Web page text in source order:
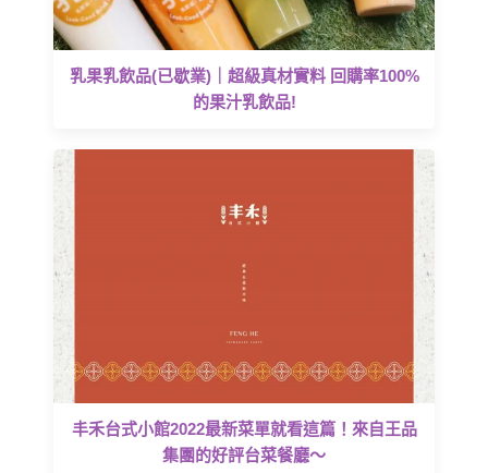
乳果乳飲品(已歇業)｜超級真材實料 回購率100%
的果汁乳飲品!
丰禾台式小館2022最新菜單就看這篇！來自王品
集團的好評台菜餐廳～